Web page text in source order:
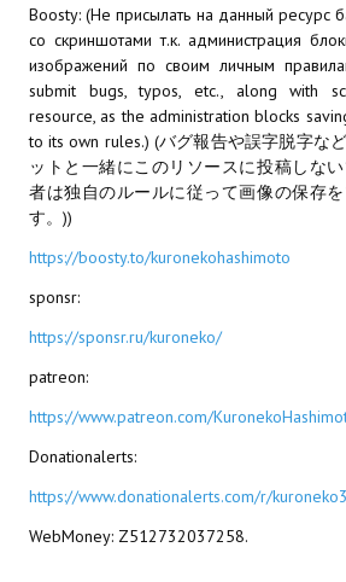
Новости Архив
МОДЫ ДЛЯ ИГР
Патчи
Mass Effect 2
Mass Effect 3
Моды
Divinity Original Sin Enhanced Edition
Dragon Age 2
Dragon Age: Inquisition
Fallout 3
Boosty: (Не присылать на данный ресурс
со скриншотами т.к. администрация
изображений по своим личным
submit bugs, typos, etc., along with
resource, as the administration blocks
to its own rules.) (バグ報告や誤字脱字な
ットと一緒にこのリソースに投稿しな
者は独自のルールに従って画像の保存
す。))
https://boosty.to/kuronekohashimoto
sponsr:
https://sponsr.ru/kuroneko/
patreon:
https://www.patreon.com/
Donationalerts:
https://www.donationalerts.com/r/
WebMoney: Z512732037258.